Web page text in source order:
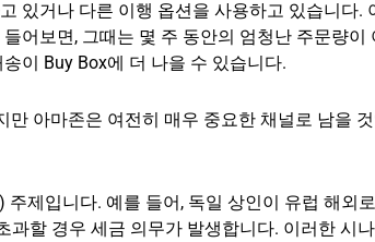
있거나 다른 이행 옵션을 사용하고 있습니다.
어보면, 그때는 몇 주 동안의 엄청난 주문량이
이 Buy Box에 더 나을 수 있습니다.
만 아마존은 여전히 매우 중요한 채널로 남을
제입니다. 예를 들어, 독일 상인이 유럽 해외
할 경우 세금 의무가 발생합니다. 이러한 시